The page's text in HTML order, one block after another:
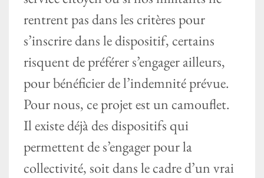
rentrent pas dans les critères pour
s’inscrire dans le dispositif, certains
risquent de préférer s’engager ailleurs,
pour bénéficier de l’indemnité prévue.
Pour nous, ce projet est un camouflet.
Il existe déjà des dispositifs qui
permettent de s’engager pour la
collectivité, soit dans le cadre d’un vrai